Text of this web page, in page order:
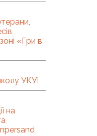
«Гри в
УКУ!
на